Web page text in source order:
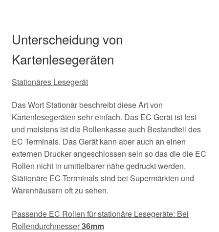
Unterscheidung von
Kartenlesegeräten
Stationäres Lesegerät
Das Wort Stationär beschreibt diese Art von
Kartenlesegeräten sehr einfach. Das EC Gerät ist fest
und meistens ist die Rollenkasse auch Bestandteil des
EC Terminals. Das Gerät kann aber auch an einen
externen Drucker angeschlossen sein so das die die EC
Rollen nicht in umittelbarer nähe gedruckt werden.
Stätionäre EC Terrminals sind bei Supermärkten und
Warenhäusern oft zu sehen.
Passende EC Rollen für stationäre Lesegeräte: Bei
Rollendurchmesser36mm